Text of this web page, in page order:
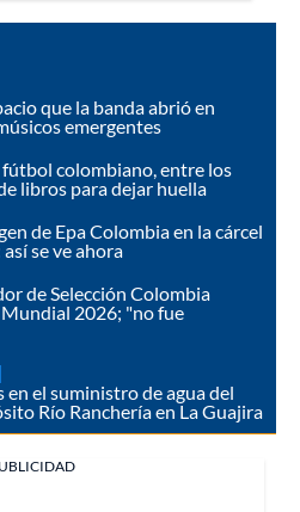
que la banda abrió en
emergentes
colombiano, entre los
libros para dejar huella
de Epa Colombia en la cárcel
se ve ahora
de Selección Colombia
Mundial 2026; "no fue
en el suministro de agua del
Río Ranchería en La Guajira